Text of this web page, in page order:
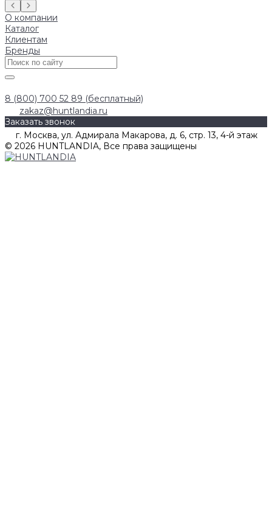
О компании
Каталог
Клиентам
Бренды
8 (800) 700 52 89 (бесплатный)
zakaz@huntlandia.ru
Заказать звонок
г. Москва, ул. Адмирала Макарова, д. 6, стр. 13, 4-й этаж
© 2026 HUNTLANDIA, Все права защищены